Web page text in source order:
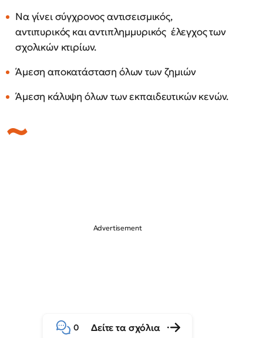
Να γίνει σύγχρονος αντισεισμικός,
αντιπυρικός και αντιπλημμυρικός έλεγχος των
σχολικών κτιρίων.
Άμεση αποκατάσταση όλων των ζημιών
Άμεση κάλυψη όλων των εκπαιδευτικών κενών.
0 Δείτε τα σχόλια